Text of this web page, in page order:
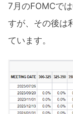
7月のFOMCで
すが、その後は
ています。